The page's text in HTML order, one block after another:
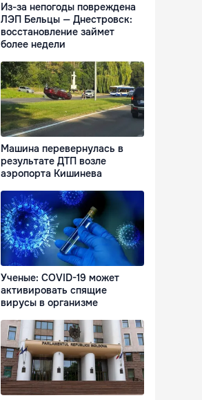
Из-за непогоды повреждена
ЛЭП Бельцы — Днестровск:
восстановление займет
более недели
Машина перевернулась в
результате ДТП возле
аэропорта Кишинева
Ученые: COVID-19 может
активировать спящие
вирусы в организме